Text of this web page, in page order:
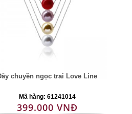
chuyền ngọc trai Love Line
Mã hàng: 61241014
399.000 VNĐ